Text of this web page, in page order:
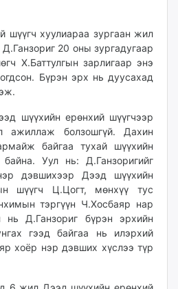
шүүгч хуулиараа зургаан жил
20 оны зургадугаар
Х.Баттулгын зарлигаар энэ
Бүрэн эрх нь дуусахад
шүүхийн ерөнхий шүүгчээр
ажиллаж болзошгүй. Дахин
байгаа тухай шүүхийн
Уул нь: Д.Ганзоригийг
дэвшихээр Дээд шүүхийн
шүүгч Ц.Цогт, мөнхүү тус
тэргүүн Ч.Хосбаяр нар
Д.Ганзориг бүрэн эрхийн
гээд байгаа нь илэрхий
хоёр нэр дэвших хүслээ түр